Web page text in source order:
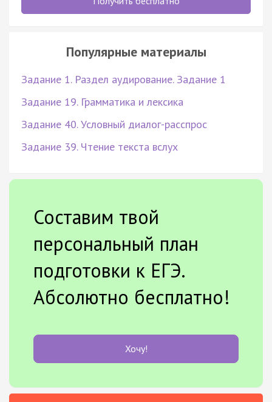
Популярные материалы
Задание 1. Раздел аудирование. Задание 1
Задание 19. Грамматика и лексика
Задание 40. Условный диалог-расспрос
Задание 39. Чтение текста вслух
Составим твой
персональный план
подготовки к ЕГЭ.
Абсолютно бесплатно!
Хочу!